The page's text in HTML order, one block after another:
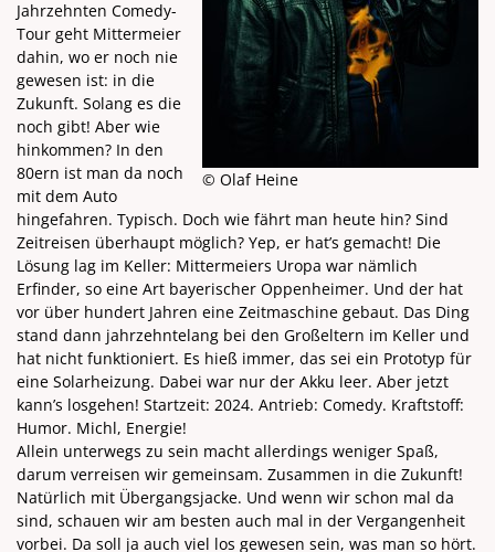
© Olaf Heine
Jahrzehnten Comedy-
Tour geht Mittermeier
dahin, wo er noch nie
gewesen ist: in die
Zukunft. Solang es die
noch gibt! Aber wie
hinkommen? In den
80ern ist man da noch
mit dem Auto
hingefahren. Typisch. Doch wie fährt man heute hin? Sind
Zeitreisen überhaupt möglich? Yep, er hat’s gemacht! Die
Lösung lag im Keller: Mittermeiers Uropa war nämlich
Erfinder, so eine Art bayerischer Oppenheimer. Und der hat
vor über hundert Jahren eine Zeitmaschine gebaut. Das Ding
stand dann jahrzehntelang bei den Großeltern im Keller und
hat nicht funktioniert. Es hieß immer, das sei ein Prototyp für
eine Solarheizung. Dabei war nur der Akku leer. Aber jetzt
kann’s losgehen! Startzeit: 2024. Antrieb: Comedy. Kraftstoff:
Humor. Michl, Energie!
Allein unterwegs zu sein macht allerdings weniger Spaß,
darum verreisen wir gemeinsam. Zusammen in die Zukunft!
Natürlich mit Übergangsjacke. Und wenn wir schon mal da
sind, schauen wir am besten auch mal in der Vergangenheit
vorbei. Da soll ja auch viel los gewesen sein, was man so hört.